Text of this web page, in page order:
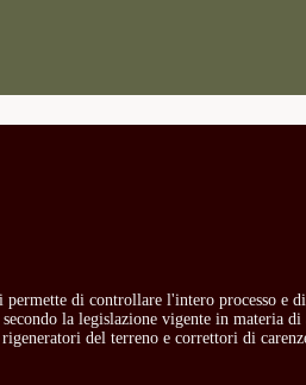
di controllare l'intero processo e
la legislazione vigente in materia
del terreno e correttori di